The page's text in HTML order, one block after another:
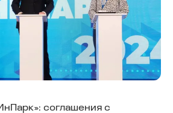
соглашения с